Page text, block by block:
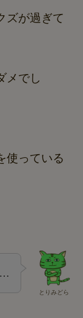
ズが過ぎて
メでし
使っている
とりみどら
…